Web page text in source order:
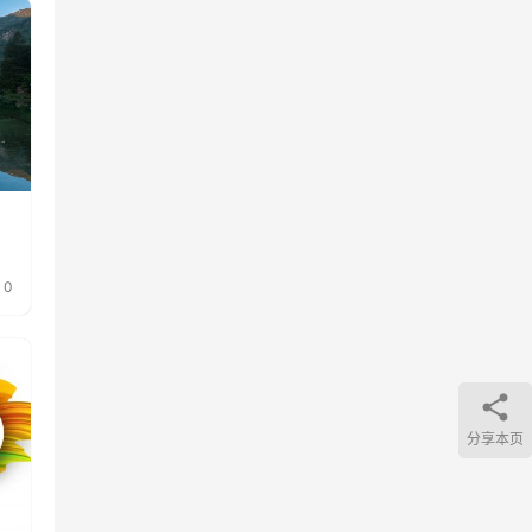
0
分享本页